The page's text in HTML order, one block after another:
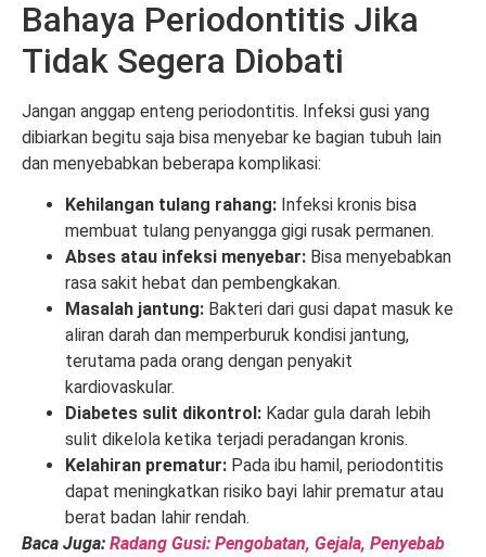
Bahaya Periodontitis Jika
Tidak Segera Diobati
Jangan anggap enteng periodontitis. Infeksi gusi yang
dibiarkan begitu saja bisa menyebar ke bagian tubuh lain
dan menyebabkan beberapa komplikasi:
Kehilangan tulang rahang: Infeksi kronis bisa
membuat tulang penyangga gigi rusak permanen.
Abses atau infeksi menyebar: Bisa menyebabkan
rasa sakit hebat dan pembengkakan.
Masalah jantung: Bakteri dari gusi dapat masuk ke
aliran darah dan memperburuk kondisi jantung,
terutama pada orang dengan penyakit
kardiovaskular.
Diabetes sulit dikontrol: Kadar gula darah lebih
sulit dikelola ketika terjadi peradangan kronis.
Kelahiran prematur: Pada ibu hamil, periodontitis
dapat meningkatkan risiko bayi lahir prematur atau
berat badan lahir rendah.
Baca Juga: Radang Gusi: Pengobatan, Gejala, Penyebab